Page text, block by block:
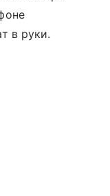
в руки.